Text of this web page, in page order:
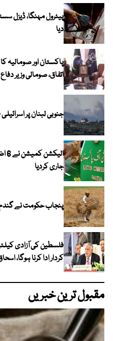
پیٹرول مہنگا، ڈیزل
دیا
پاکستان اور صومالیہ
اتفاق، صومالی وزیر دفاع
جنوبی لبنان پر
جاری کردیا
پنجاب حکومت نے
فلسطین کی آزادی
کردار ادا کرنا ہوگا،
مقبول ترین خبریں